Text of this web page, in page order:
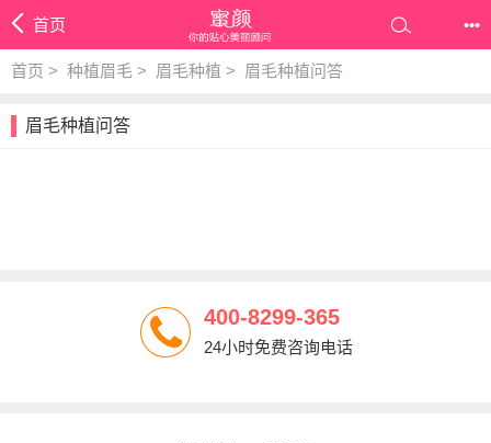
首页 •••
首页 > 种植眉毛 > 眉毛种植 > 眉毛种植问答
眉毛种植问答
400-8299-365
24小时免费咨询电话